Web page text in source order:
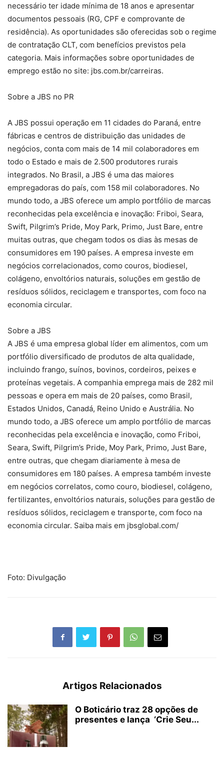
necessário ter idade mínima de 18 anos e apresentar
documentos pessoais (RG, CPF e comprovante de
residência). As oportunidades são oferecidas sob o regime
de contratação CLT, com benefícios previstos pela
categoria. Mais informações sobre oportunidades de
emprego estão no site: jbs.com.br/carreiras.
Sobre a JBS no PR
A JBS possui operação em 11 cidades do Paraná, entre
fábricas e centros de distribuição das unidades de
negócios, conta com mais de 14 mil colaboradores em
todo o Estado e mais de 2.500 produtores rurais
integrados. No Brasil, a JBS é uma das maiores
empregadoras do país, com 158 mil colaboradores. No
mundo todo, a JBS oferece um amplo portfólio de marcas
reconhecidas pela excelência e inovação: Friboi, Seara,
Swift, Pilgrim’s Pride, Moy Park, Primo, Just Bare, entre
muitas outras, que chegam todos os dias às mesas de
consumidores em 190 países. A empresa investe em
negócios correlacionados, como couros, biodiesel,
colágeno, envoltórios naturais, soluções em gestão de
resíduos sólidos, reciclagem e transportes, com foco na
economia circular.
Sobre a JBS
A JBS é uma empresa global líder em alimentos, com um
portfólio diversificado de produtos de alta qualidade,
incluindo frango, suínos, bovinos, cordeiros, peixes e
proteínas vegetais. A companhia emprega mais de 282 mil
pessoas e opera em mais de 20 países, como Brasil,
Estados Unidos, Canadá, Reino Unido e Austrália. No
mundo todo, a JBS oferece um amplo portfólio de marcas
reconhecidas pela excelência e inovação, como Friboi,
Seara, Swift, Pilgrim’s Pride, Moy Park, Primo, Just Bare,
entre outras, que chegam diariamente à mesa de
consumidores em 180 países. A empresa também investe
em negócios correlatos, como couro, biodiesel, colágeno,
fertilizantes, envoltórios naturais, soluções para gestão de
resíduos sólidos, reciclagem e transporte, com foco na
economia circular. Saiba mais em jbsglobal.com/
Foto: Divulgação
Artigos Relacionados
O Boticário traz 28 opções de
presentes e lança ‘Crie Seu...